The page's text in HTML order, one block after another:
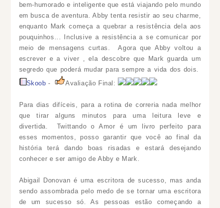
bem-humorado e inteligente que está viajando pelo mundo
em busca de aventura. Abby tenta resistir ao seu charme,
enquanto Mark começa a quebrar a resistência dela aos
pouquinhos... Inclusive a resistência a se comunicar por
meio de mensagens curtas.Agora que Abby voltou a
escrever e a viver , ela descobre que Mark guarda um
segredo que poderá mudar para sempre a vida dos dois.
Skoob - Avaliação Final:
Para dias difíceis, para a rotina de correria nada melhor
que tirar alguns minutos para uma leitura leve e
divertida. Twittando o Amor é um livro perfeito para
esses momentos, posso garantir que você ao final da
história terá dando boas risadas e estará desejando
conhecer e ser amigo de Abby e Mark.
Abigail Donovan é uma escritora de sucesso, mas anda
sendo assombrada pelo medo de se tornar uma escritora
de um sucesso só. As pessoas estão começando a